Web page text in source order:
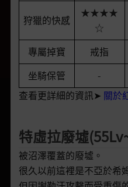
狩獵的快感
★★★★
☆
專屬掉寶 戒指
坐騎保管
-
查看更詳細的資訊➤ 關於
特虛拉廢墟
被沼澤覆蓋的廢墟。
很久以前這裡是不亞於希